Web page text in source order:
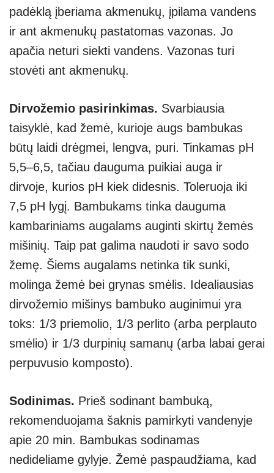
padėklą įberiama akmenukų, įpilama vandens
ir ant akmenukų pastatomas vazonas. Jo
apačia neturi siekti vandens. Vazonas turi
stovėti ant akmenukų.
Dirvožemio pasirinkimas. Svarbiausia
taisyklė, kad žemė, kurioje augs bambukas
būtų laidi drėgmei, lengva, puri. Tinkamas pH
5,5–6,5, tačiau dauguma puikiai auga ir
dirvoje, kurios pH kiek didesnis. Toleruoja iki
7,5 pH lygį. Bambukams tinka dauguma
kambariniams augalams auginti skirtų žemės
mišinių. Taip pat galima naudoti ir savo sodo
žemę. Šiems augalams netinka tik sunki,
molinga žemė bei grynas smėlis. Idealiausias
dirvožemio mišinys bambuko auginimui yra
toks: 1/3 priemolio, 1/3 perlito (arba perplauto
smėlio) ir 1/3 durpinių samanų (arba labai gerai
perpuvusio komposto).
Sodinimas. Prieš sodinant bambuką,
rekomenduojama šaknis pamirkyti vandenyje
apie 20 min. Bambukas sodinamas
nedideliame gylyje. Žemė paspaudžiama, kad